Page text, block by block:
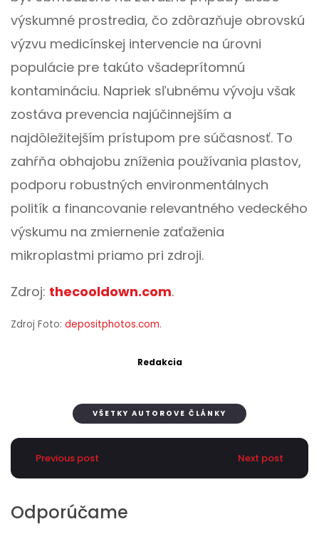
výskumné prostredia, čo zdôrazňuje obrovskú
výzvu medicínskej intervencie na úrovni
populácie pre takúto všadeprítomnú
kontamináciu. Napriek sľubnému vývoju však
zostáva prevencia najúčinnejším a
najdôležitejším prístupom pre súčasnosť. To
zahŕňa obhajobu zníženia používania plastov,
podporu robustných environmentálnych
politík a financovanie relevantného vedeckého
výskumu na zmiernenie zaťaženia
mikroplastmi priamo pri zdroji.
Zdroj: thecooldown.com.
Zdroj Foto: depositphotos.com.
Redakcia
VŠETKY AUTOROVE ČLÁNKY
Previous post Next post
Odporúčame